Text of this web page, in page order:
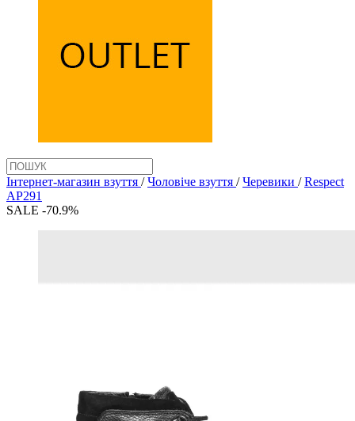
Інтернет-магазин взуття / Чоловіче взуття / Черевики / Respect
AP291
SALE -70.9%